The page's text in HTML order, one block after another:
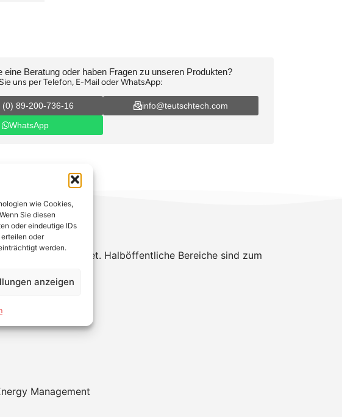
wie Cookies,
Sie diesen
oder eindeutige IDs
oder
werden.
anzeigen
eine Beratung oder haben Fragen zu unseren Produkten?
uns per Telefon, E-Mail oder WhatsApp:
(0) 89-200-736-16
info@teutschtech.com
WhatsApp
Bereich geeignet. Halböffentliche Bereiche sind zum
Management